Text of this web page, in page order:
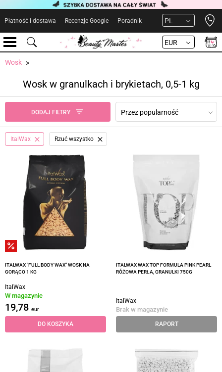
Płatność i dostawa Recenzje Google Poradnik PL
EUR
Wosk
Wosk w granulkach i brykietach, 0,5-1 kg
DODAJ FILTRY Przez popularność
ItalWax Rzuć wszystko
ITALWAX "FULL BODY WAX" WOSK NA
GORĄCO 1 KG
ItalWax
W magazynie
19,78 eur
DO KOSZYKA
ITALWAX WAX TOP FORMULA PINK PEARL
RÓŻOWA PERŁA, GRANULKI 750G
ItalWax
Brak w magazynie
RAPORT